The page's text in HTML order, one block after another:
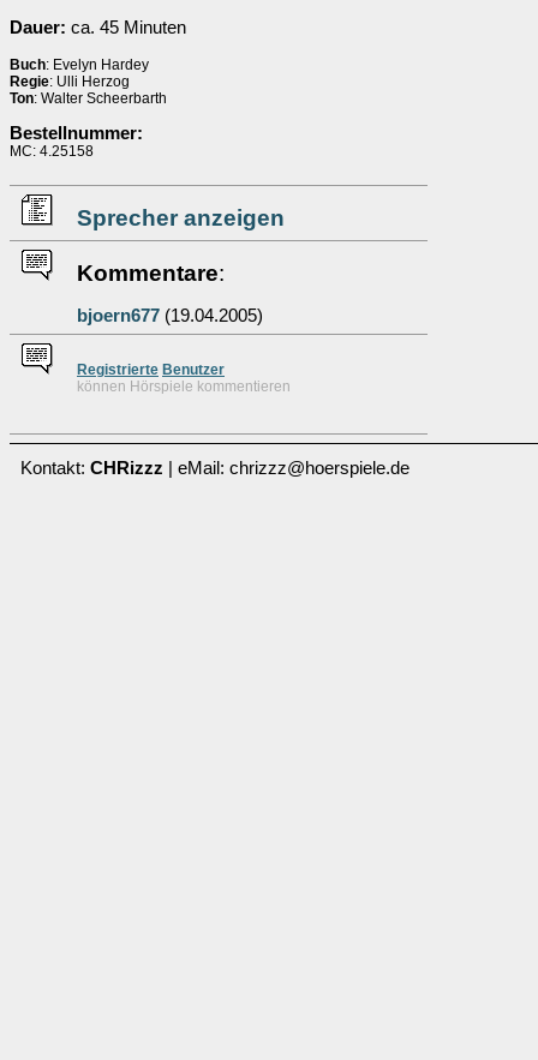
Dauer: ca. 45 Minuten
Buch: Evelyn Hardey
Regie: Ulli Herzog
Ton: Walter Scheerbarth
Bestellnummer:
MC: 4.25158
Sprecher anzeigen
Kommentare:
bjoern677 (19.04.2005)
Registrierte Benutzer
können Hörspiele kommentieren
Kontakt: CHRizzz | eMail: chrizzz@hoerspiele.de